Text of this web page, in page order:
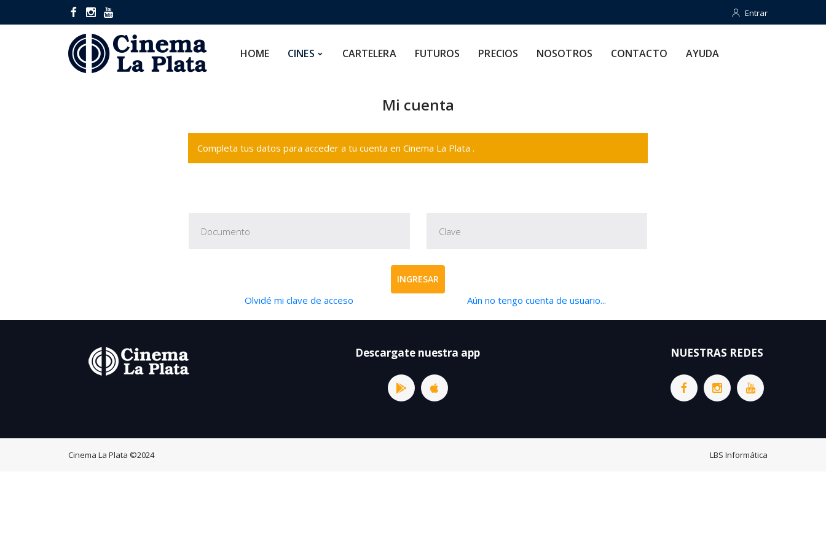
Entrar
Entrar
HOME CINES CARTELERA FUTUROS PRECIOS NOSOTROS CONTACTO AYUDA
Mi cuenta
Completa tus datos para acceder a tu cuenta en Cinema La Plata .
INGRESAR
Olvidé mi clave de acceso Aún no tengo cuenta de usuario...
Descargate nuestra app NUESTRAS REDES
Cinema La Plata ©2024 LBS Informática